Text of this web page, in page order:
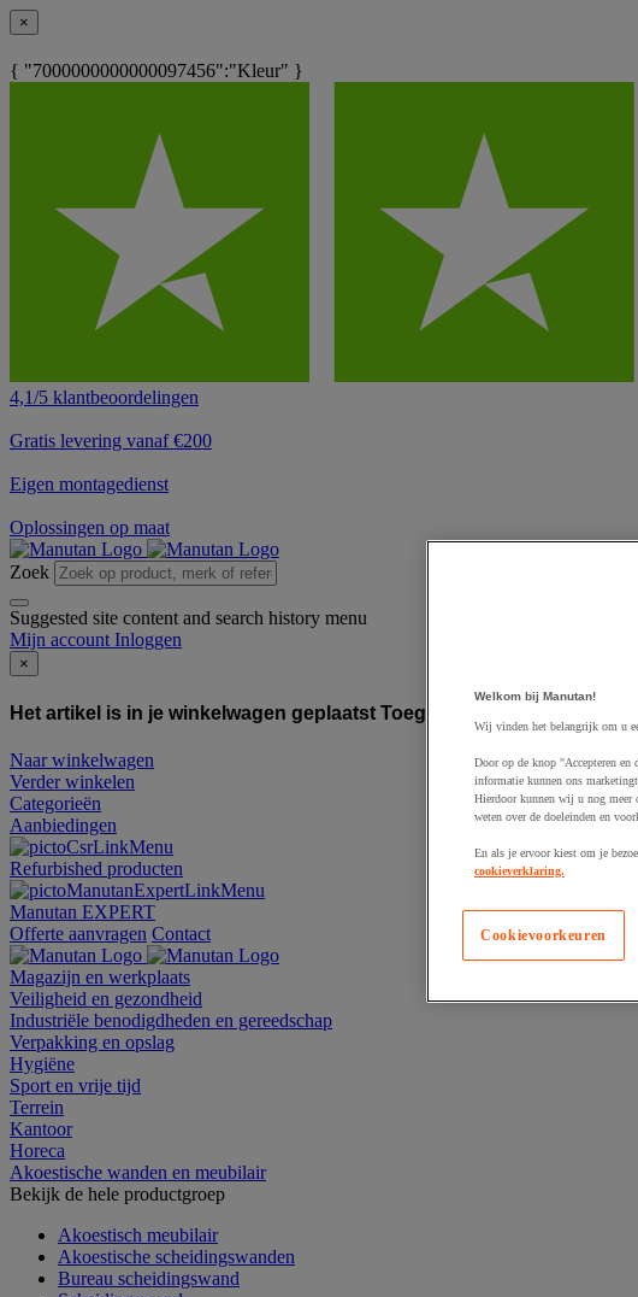
×
{ "7000000000000097456":"Kleur" }
4,1/5 klantbeoordelingen
Gratis levering vanaf €200
Eigen montagedienst
Oplossingen op maat
Zoek
Suggested site content and search history menu
Mijn account Inloggen
×
Het artikel is in je winkelwagen geplaatst Toegevoegd aan
Naar winkelwagen
Verder winkelen
Categorieën
Aanbiedingen
Refurbished producten
Manutan EXPERT
Offerte aanvragen Contact
Magazijn en werkplaats
Veiligheid en gezondheid
Industriële benodigdheden en gereedschap
Verpakking en opslag
Hygiëne
Sport en vrije tijd
Terrein
Kantoor
Horeca
Akoestische wanden en meubilair
Bekijk de hele productgroep
Akoestisch meubilair
Akoestische scheidingswanden
Bureau scheidingswand
Welkom bij Manutan!
Wij vinden het belangrijk om u
Door op de knop "Accepteren
informatie kunnen ons
Hierdoor kunnen wij u nog meer
weten over de doeleinden en
En als je ervoor kiest om je
cookieverklaring.
Cookievoorkeuren